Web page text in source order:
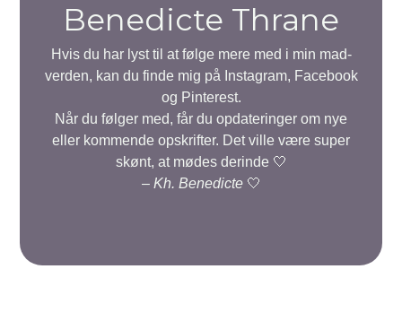
Benedicte Thrane
Hvis du har lyst til at følge mere med i min mad-
verden, kan du finde mig på Instagram, Facebook
og Pinterest.
Når du følger med, får du opdateringer om nye
eller kommende opskrifter. Det ville være super
skønt, at mødes derinde 🤍
– Kh. Benedicte🤍